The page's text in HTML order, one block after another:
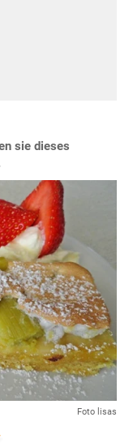
sie dieses
Foto lisas